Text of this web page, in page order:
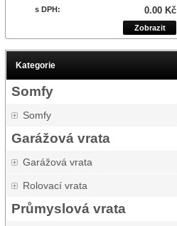
s DPH: 0.00 Kč
Zobrazit
Kategorie
Somfy
Somfy
Garážová vrata
Garážová vrata
Rolovací vrata
Průmyslová vrata